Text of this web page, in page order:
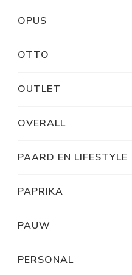
OPUS
OTTO
OUTLET
OVERALL
PAARD EN LIFESTYLE
PAPRIKA
PAUW
PERSONAL